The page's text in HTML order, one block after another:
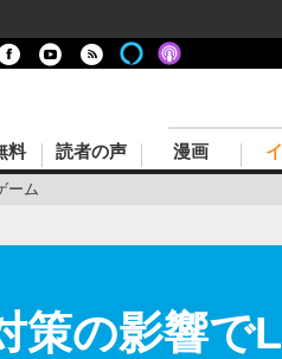
ーム
料 読者の声 漫画
策の影響で